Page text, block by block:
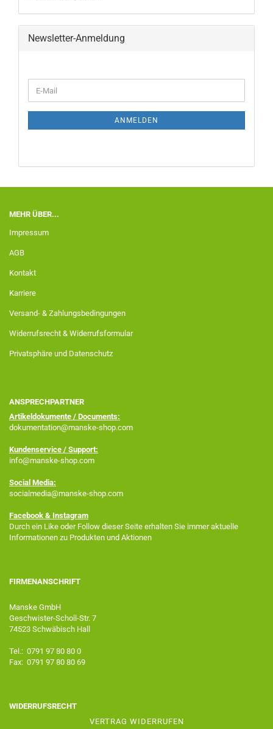
Newsletter-Anmeldung
ANMELDEN
MEHR ÜBER...
Impressum
AGB
Kontakt
Karriere
Versand- & Zahlungsbedingungen
Widerrufsrecht & Widerrufsformular
Privatsphäre und Datenschutz
ANSPRECHPARTNER
Artikeldokumente / Documents:
dokumentation@manske-shop.com
Kundenservice / Support:
info@manske-shop.com
Social Media:
socialmedia@manske-shop.com
Facebook & Instagram
Durch ein Like oder Follow dieser Seite erhalten Sie immer aktuelle
Informationen zu Produkten und Aktionen
FIRMENANSCHRIFT
Manske GmbH
Geschwister-Scholl-Str. 7
74523 Schwäbisch Hall
Tel.: 0791 97 80 80 0
Fax: 0791 97 80 80 69
WIDERRUFSRECHT
VERTRAG WIDERRUFEN